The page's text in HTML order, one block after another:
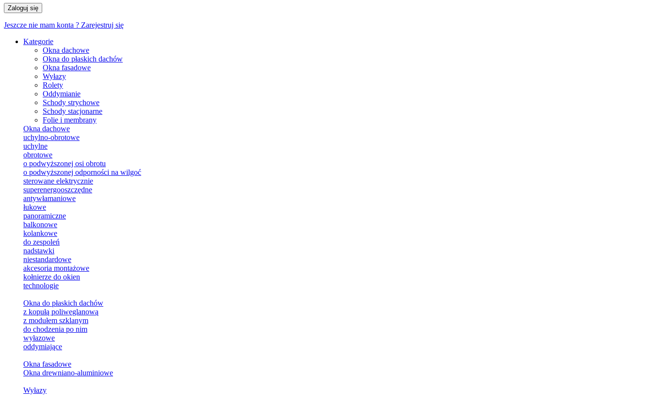
Zaloguj się
Jeszcze nie mam konta ? Zarejestruj się
Kategorie
Okna dachowe
Okna do płaskich dachów
Okna fasadowe
Wyłazy
Rolety
Oddymianie
Schody strychowe
Schody stacjonarne
Folie i membrany
Okna dachowe
uchylno-obrotowe
uchylne
obrotowe
o podwyższonej osi obrotu
o podwyższonej odporności na wilgoć
sterowane elektrycznie
superenergooszczędne
antywłamaniowe
łukowe
panoramiczne
balkonowe
kolankowe
do zespoleń
nadstawki
niestandardowe
akcesoria montażowe
kołnierze do okien
technologie
Okna do płaskich dachów
z kopułą poliwęglanową
z modułem szklanym
do chodzenia po nim
wyłazowe
oddymiające
Okna fasadowe
Okna drewniano-aluminiowe
Wyłazy